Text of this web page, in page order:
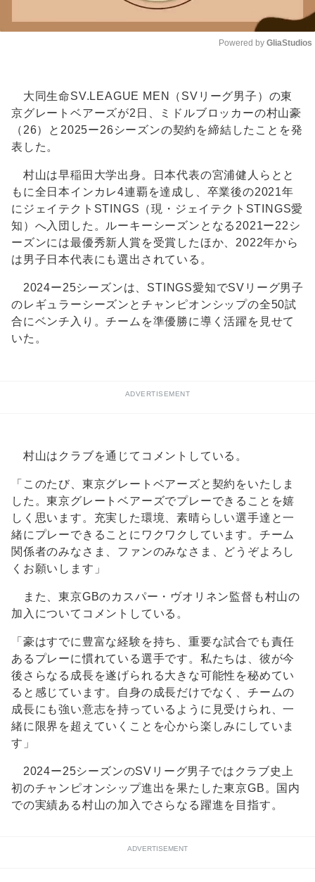
Powered by GliaStudios
大同生命SV.LEAGUE MEN（SVリーグ男子）の東
京グレートベアーズが2日、ミドルブロッカーの村山豪
（26）と2025ー26シーズンの契約を締結したことを発
表した。
村山は早稲田大学出身。日本代表の宮浦健人らとと
もに全日本インカレ4連覇を達成し、卒業後の2021年
にジェイテクトSTINGS（現・ジェイテクトSTINGS愛
知）へ入団した。ルーキーシーズンとなる2021ー22シ
ーズンには最優秀新人賞を受賞したほか、2022年から
は男子日本代表にも選出されている。
2024ー25シーズンは、STINGS愛知でSVリーグ男子
のレギュラーシーズンとチャンピオンシップの全50試
合にベンチ入り。チームを準優勝に導く活躍を見せて
いた。
ADVERTISEMENT
村山はクラブを通じてコメントしている。
「このたび、東京グレートベアーズと契約をいたしま
した。東京グレートベアーズでプレーできることを嬉
しく思います。充実した環境、素晴らしい選手達と一
緒にプレーできることにワクワクしています。チーム
関係者のみなさま、ファンのみなさま、どうぞよろし
くお願いします」
また、東京GBのカスパー・ヴオリネン監督も村山の
加入についてコメントしている。
「豪はすでに豊富な経験を持ち、重要な試合でも責任
あるプレーに慣れている選手です。私たちは、彼が今
後さらなる成長を遂げられる大きな可能性を秘めてい
ると感じています。自身の成長だけでなく、チームの
成長にも強い意志を持っているように見受けられ、一
緒に限界を超えていくことを心から楽しみにしていま
す」
2024ー25シーズンのSVリーグ男子ではクラブ史上
初のチャンピオンシップ進出を果たした東京GB。国内
での実績ある村山の加入でさらなる躍進を目指す。
ADVERTISEMENT